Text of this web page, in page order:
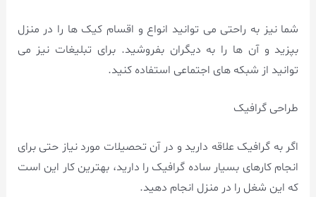
شما نیز به راحتی می توانید انواع و اقسام کیک ها را در منزل
بپزید و آن ها را به دیگران بفروشید. برای تبلیغات نیز می
توانید از شبکه های اجتماعی استفاده کنید.
طراحی گرافیک
اگر به گرافیک علاقه دارید و در آن تحصیلات مورد نیاز حتی برای
انجام کارهای بسیار ساده گرافیک را دارید، بهترین کار این است
که این شغل را در منزل انجام دهید.